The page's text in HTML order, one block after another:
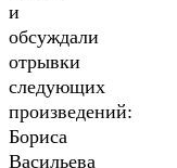
и
обсуждали
отрывки
следующих
произведений:
Бориса
Васильева